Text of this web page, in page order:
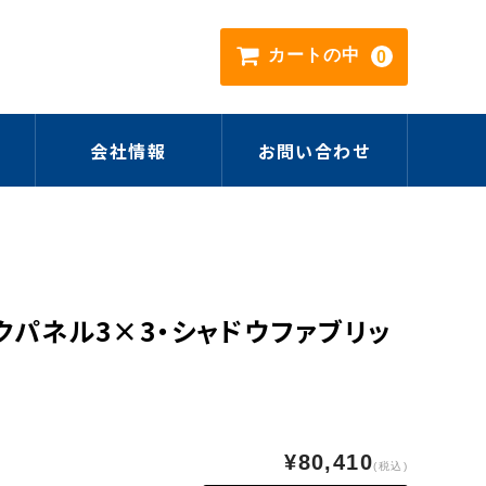
カートの中 0
会社情報 お問い合わせ
ネル3×3・シャドウファブリッ
¥80,410(税込)